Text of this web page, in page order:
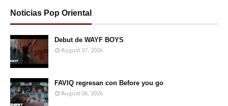
Noticias Pop Oriental
Debut de WAYF BOYS
August 07, 2026
FAVIQ regresan con Before you go
August 06, 2026